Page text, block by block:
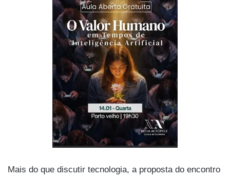
Mais do que discutir tecnologia, a proposta do encontro